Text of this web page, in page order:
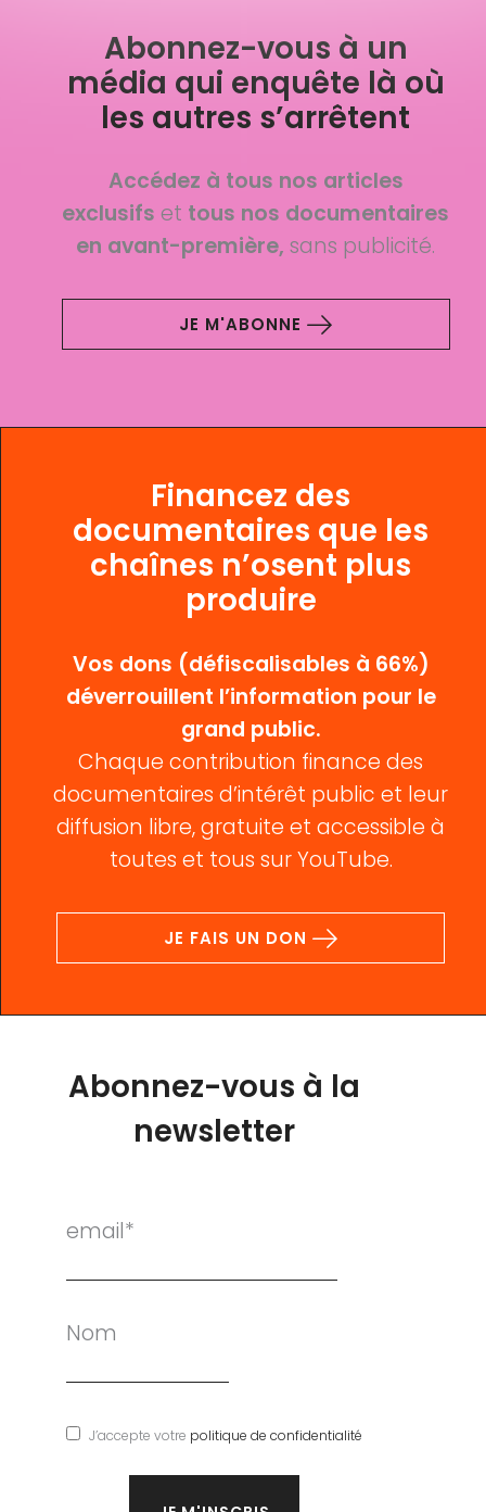
Abonnez-vous à un
média qui enquête là où
les autres s’arrêtent
Accédez à tous nos articles
exclusifs et tous nos documentaires
en avant-première,sans publicité.
JE M'ABONNE
Financez des
documentaires que les
chaînes n’osent plus
produire
Vos dons (défiscalisables à 66%)
déverrouillent l’information pour le
grand public.
Chaque contribution finance des
documentaires d’intérêt public et leur
diffusion libre, gratuite et accessible à
toutes et tous sur YouTube.
JE FAIS UN DON
Abonnez-vous à la
newsletter
email*
Nom
J’accepte votre politique de confidentialité